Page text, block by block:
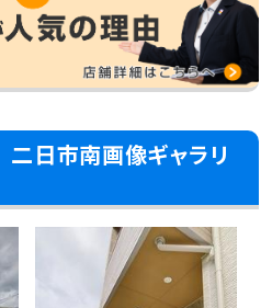
二日市南画像ギャラリ